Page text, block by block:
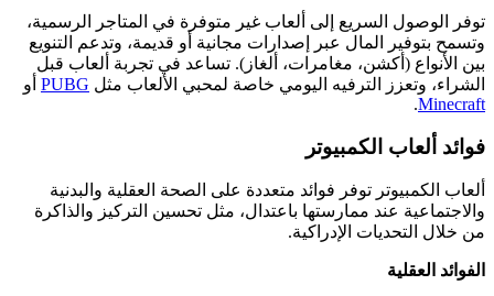
توفر الوصول السريع إلى ألعاب غير متوفرة في المتاجر الرسمية،
وتسمح بتوفير المال عبر إصدارات مجانية أو قديمة، وتدعم التنويع
بين الأنواع (أكشن، مغامرات، ألغاز). تساعد في تجربة ألعاب قبل
الشراء، وتعزز الترفيه اليومي خاصة لمحبي الألعاب مثل PUBG أو
Minecraft
.
فوائد ألعاب الكمبيوتر
ألعاب الكمبيوتر توفر فوائد متعددة على الصحة العقلية والبدنية
والاجتماعية عند ممارستها باعتدال، مثل تحسين التركيز والذاكرة
من خلال التحديات الإدراكية.​
الفوائد العقلية